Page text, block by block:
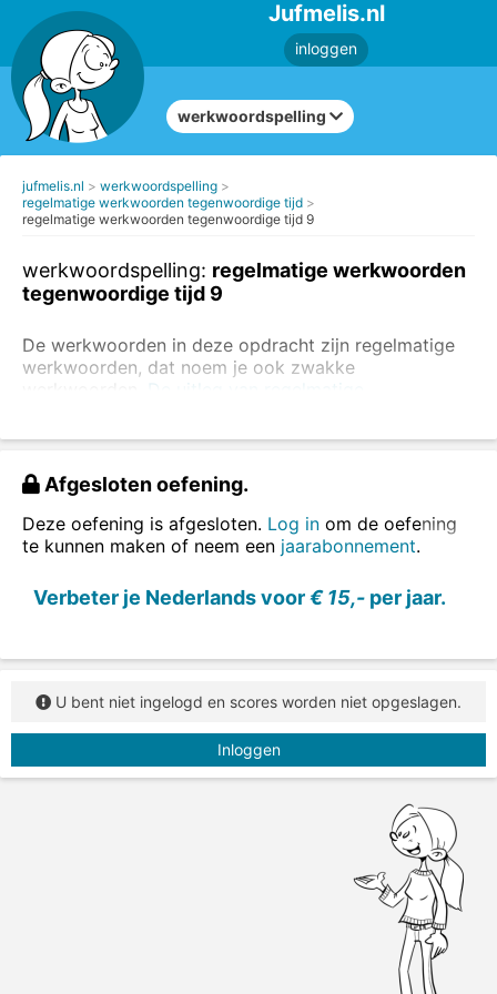
Jufmelis.nl
inloggen
werkwoordspelling
jufmelis.nl
werkwoordspelling
regelmatige werkwoorden tegenwoordige tijd
regelmatige werkwoorden tegenwoordige tijd 9
werkwoordspelling: regelmatige werkwoorden
tegenwoordige tijd 9
De werkwoorden in deze opdracht zijn regelmatige
werkwoorden, dat noem je ook zwakke
opdrachten maken over onregelmatige werkwoorden.
Schrijf de werkwoorden in de tegenwoordige tijd.
Afgesloten oefening.
Deze oefening is afgesloten. Log in om de oefening
te kunnen maken of neem een jaarabonnement.
Verbeter je Nederlands voor€ 15,- per jaar.
U bent niet ingelogd en scores worden niet opgeslagen.
Inloggen